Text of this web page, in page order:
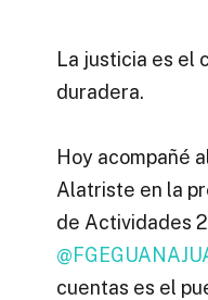
La justicia es el
duradera.
Hoy acompañé
Alatriste en la
de Actividades
cuentas es el